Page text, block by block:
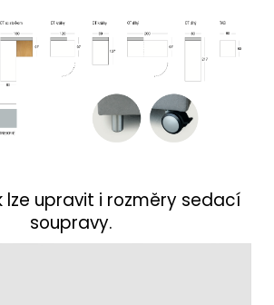
lze upravit i rozměry sedací
soupravy.